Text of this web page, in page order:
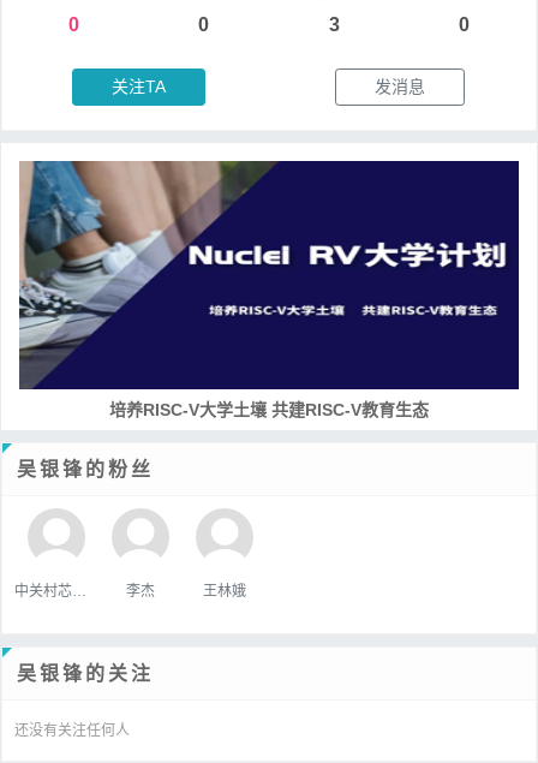
0
0
3
0
关注TA 发消息
培养RISC-V大学土壤 共建RISC-V教育生态
吴银锋的粉丝
李杰 王林娥
吴银锋的关注
还没有关注任何人